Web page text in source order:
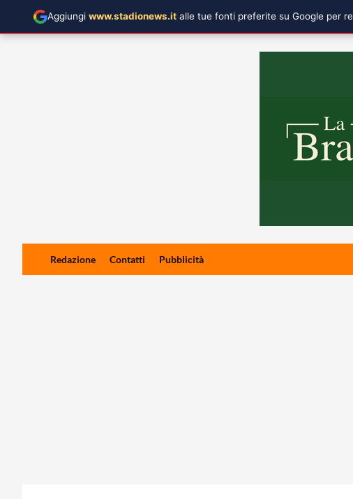
Redazione Contatti Pubblicità
Aggiungi www.stadionews.it alle tue fonti preferite su Google per